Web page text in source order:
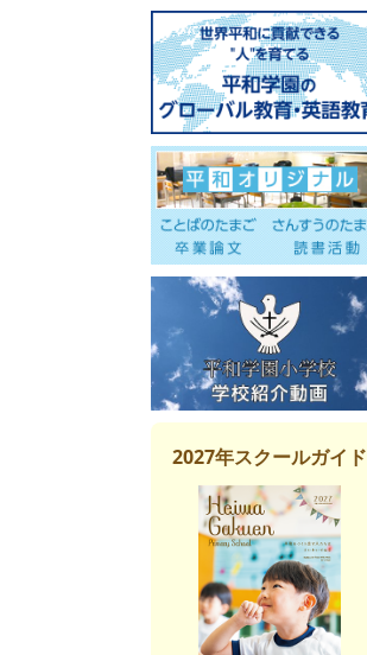
2027年スクールガイド